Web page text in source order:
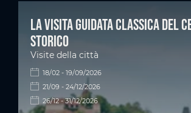
La visita guidata classica del
storico
Visite della città
18/02 - 19/09/2026
21/09 - 24/12/2026
26/12 - 31/12/2026